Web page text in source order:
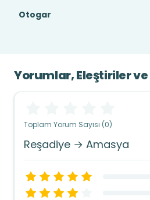
Otogar
Yorumlar, Eleştiriler
Toplam Yorum Sayısı (0)
Reşadiye → Amasya